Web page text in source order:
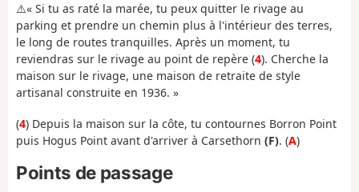
⚠️« Si tu as raté la marée, tu peux quitter le rivage au
parking et prendre un chemin plus à l'intérieur des terres,
le long de routes tranquilles. Après un moment, tu
reviendras sur le rivage au point de repère (4). Cherche la
maison sur le rivage, une maison de retraite de style
artisanal construite en 1936. »
(4) Depuis la maison sur la côte, tu contournes Borron Point
puis Hogus Point avant d'arriver à Carsethorn (F). (A)
Points de passage